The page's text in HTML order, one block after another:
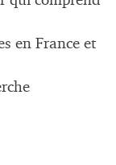
en France et